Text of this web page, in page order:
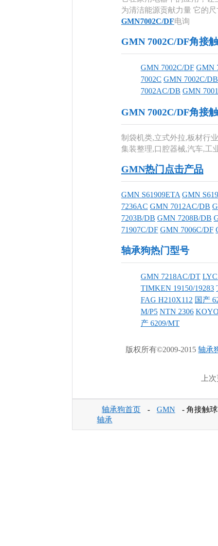
为清洁能源贡献力量 它的
GMN7002C/DF电询
GMN 7002C/DF角接
GMN 7002C/DF GMN
7002C GMN 7002C/DB
7002AC/DB GMN
GMN 7002C/DF角接
制袋机类,立式外拉,板材行
集装整理,口腔器械,汽车,工
GMN热门点击产品
GMN S61909ETA GMN
7236AC GMN 7012AC/DB
7203B/DB GMN 7208B/DB
71907C/DF GMN 7006C/DF
轴承狗热门型号
GMN 7218AC/DT
TIMKEN 19150/19283
FAG H210X112 国产
M/P5 NTN 2306
产 6209/MT
版权所有©2009-2015 轴承
上
轴承狗首页 - GMN
- 角接触
轴承